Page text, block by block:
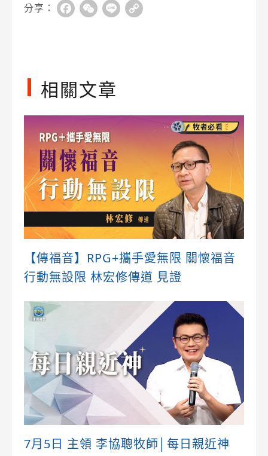
分享： FacebookWeChat
Line
相關文章
【傳福音】RPG+攜手愛無限 關懷福音
行動無設限 林宏修傳道 見證
7月5日 主領 李協聰牧師│每日親近神